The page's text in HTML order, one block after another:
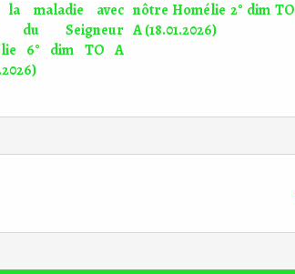
la maladie avec
du Seigneur
6° dim TO A
nôtre Homélie 2° dim TO
A (18.01.2026)